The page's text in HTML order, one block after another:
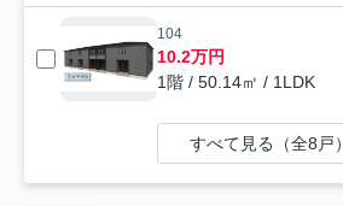
104
10.2万円
1階 / 50.14㎡ / 1LDK
すべて見る（全8戸）